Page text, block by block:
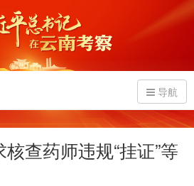
导航
查药师违规“挂证”等